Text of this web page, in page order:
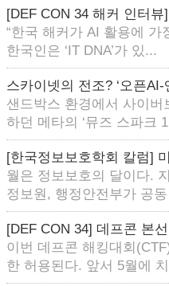
[DEF CON 34 해커 인터
“한국 해커가 AI 활용에
한국인은 ‘IT DNA’가 있...
스카이넷의 전조? ‘오픈
샌드박스 환경에서 사이
하던 메타의 ‘뮤즈 스파크
[한국정보보호학회 칼럼]
월은 정보보호의 달이다.
정보원, 행정안전부가 공
[DEF CON 34] 데프콘 본
이번 데프콘 해킹대회
한 허용된다. 앞서 5월에